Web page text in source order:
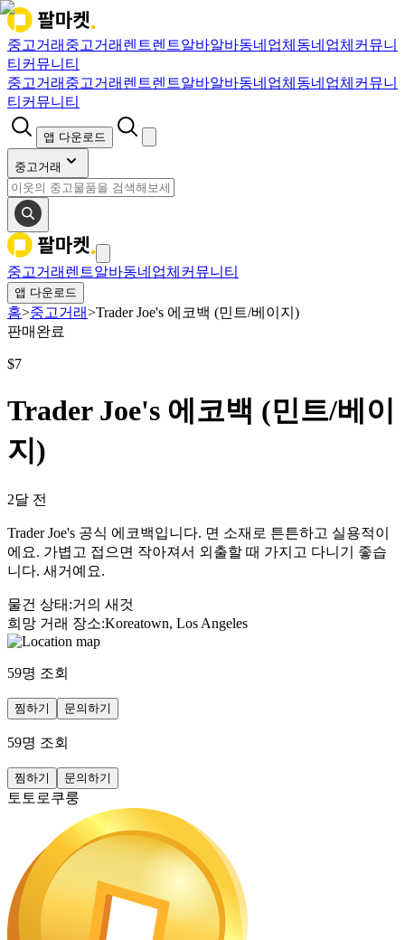
중고거래 중고거래 렌트렌트알바알바동네업체 동네업체 커뮤니
티 커뮤니티
중고거래 중고거래 렌트렌트알바알바동네업체 동네업체 커뮤니
티 커뮤니티
앱 다운로드
중고거래
중고거래 렌트알바동네업체 커뮤니티
앱 다운로드
홈>중고거래>Trader Joe's 에코백 (민트/베이지)
판매완료
$7
Trader Joe's 에코백 (민트/베이
지)
2달 전
Trader Joe's 공식 에코백입니다. 면 소재로 튼튼하고 실용적이
에요. 가볍고 접으면 작아져서 외출할 때 가지고 다니기 좋습
니다. 새거예요.
물건 상태 :거의 새것
희망 거래 장소:Koreatown, Los Angeles
59명 조회
찜하기 문의하기
59명 조회
찜하기 문의하기
토토로쿠룽